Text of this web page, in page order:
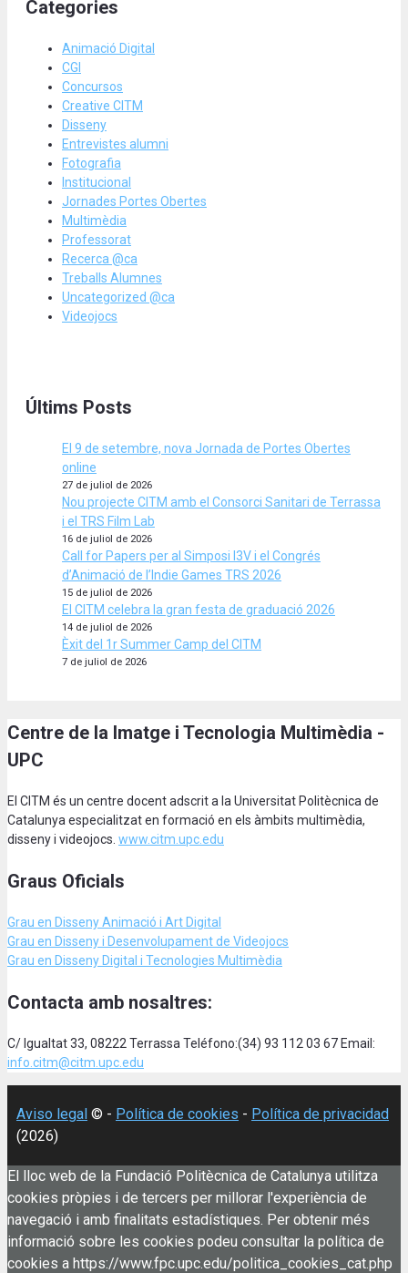
Categories
Animació Digital
CGI
Concursos
Creative CITM
Disseny
Entrevistes alumni
Fotografia
Institucional
Jornades Portes Obertes
Multimèdia
Professorat
Recerca @ca
Treballs Alumnes
Uncategorized @ca
Videojocs
Últims Posts
El 9 de setembre, nova Jornada de Portes Obertes
online
27 de juliol de 2026
Nou projecte CITM amb el Consorci Sanitari de Terrassa
i el TRS Film Lab
16 de juliol de 2026
Call for Papers per al Simposi I3V i el Congrés
d’Animació de l’Indie Games TRS 2026
15 de juliol de 2026
El CITM celebra la gran festa de graduació 2026
14 de juliol de 2026
Èxit del 1r Summer Camp del CITM
7 de juliol de 2026
Centre de la Imatge i Tecnologia Multimèdia -
UPC
El CITM és un centre docent adscrit a la Universitat Politècnica de
Catalunya especialitzat en formació en els àmbits multimèdia,
disseny i videojocs. www.citm.upc.edu
Graus Oficials
Grau en Disseny Animació i Art Digital
Grau en Disseny i Desenvolupament de Videojocs
Grau en Disseny Digital i Tecnologies Multimèdia
Contacta amb nosaltres:
C/ Igualtat 33, 08222 Terrassa Teléfono:(34) 93 112 03 67 Email:
info.citm@citm.upc.edu
Aviso legal © - Política de cookies - Política de privacidad
(2026)
El lloc web de la Fundació Politècnica de Catalunya utilitza
cookies pròpies i de tercers per millorar l'experiència de
navegació i amb finalitats estadístiques. Per obtenir més
informació sobre les cookies podeu consultar la política de
cookies a https://www.fpc.upc.edu/politica_cookies_cat.php